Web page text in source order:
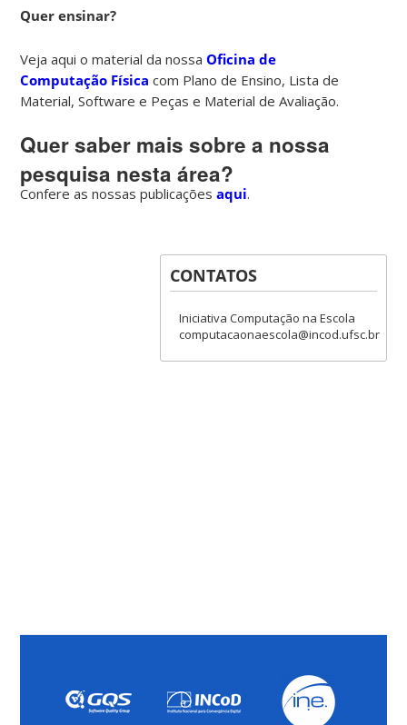
Quer ensinar?
Veja aqui o material da nossaOficina de
Computação Física com Plano de Ensino, Lista de
Material, Software e Peças e Material de Avaliação.
Quer saber mais sobre a nossa
pesquisa nesta área?
Confere as nossas publicaçõesaqui.
CONTATOS
Iniciativa Computação na Escola
computacaonaescola@incod.ufsc.br